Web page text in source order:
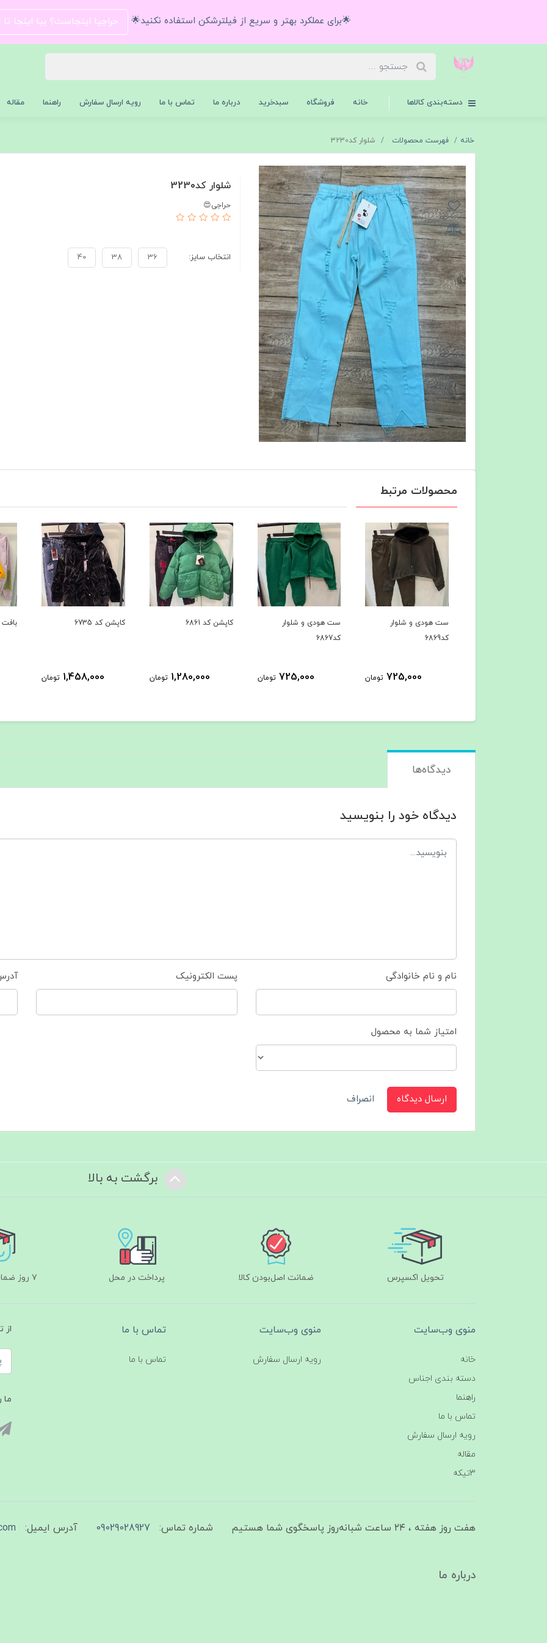
🌟برای عملکرد بهتر و سریع از فیلترشکن استفاده نکنید🌟 حراجیا اینجاست؟ بیا اینجا
دسته‌بندی کالاها خانه فروشگاه سبدخرید درباره ما تماس با ما رویه ارسال سفارش راهنما مقاله
خانه فهرست محصولات شلوار کد3230
شلوار کد3230
حراجی😍
انتخاب سایز: 36
38
40
محصولات مرتبط
ست هودی و شلوار
کد6869
725,000 تومان
ست هودی و شلوار
کد6867
725,000 تومان
کاپشن کد 6861
1,280,000 تومان
کاپشن کد 6735
1,458,000 تومان
بافت کد
دیدگاه‌ها
دیدگاه خود را بنویسید
نام و نام خانوادگی پست الکترونیک
امتیاز شما به محصول
ارسال دیدگاه انصراف
برگشت به بالا
تحویل اکسپرس ضمانت اصل‌بودن کالا پرداخت در محل ۷ روز ضمانت بازگشت
منوی وب‌سایت
خانه
دسته بندی اجناس
راهنما
تماس با ما
رویه ارسال سفارش
مقاله
3تیکه
منوی وب‌سایت
رویه ارسال سفارش
تماس با ما
تماس با ما
از
ما
هفت روز هفته ، ۲۴ ساعت شبانه‌روز پاسخگوی شما هستیم شماره تماس: 09029028927 آدرس ایمیل:
درباره ما